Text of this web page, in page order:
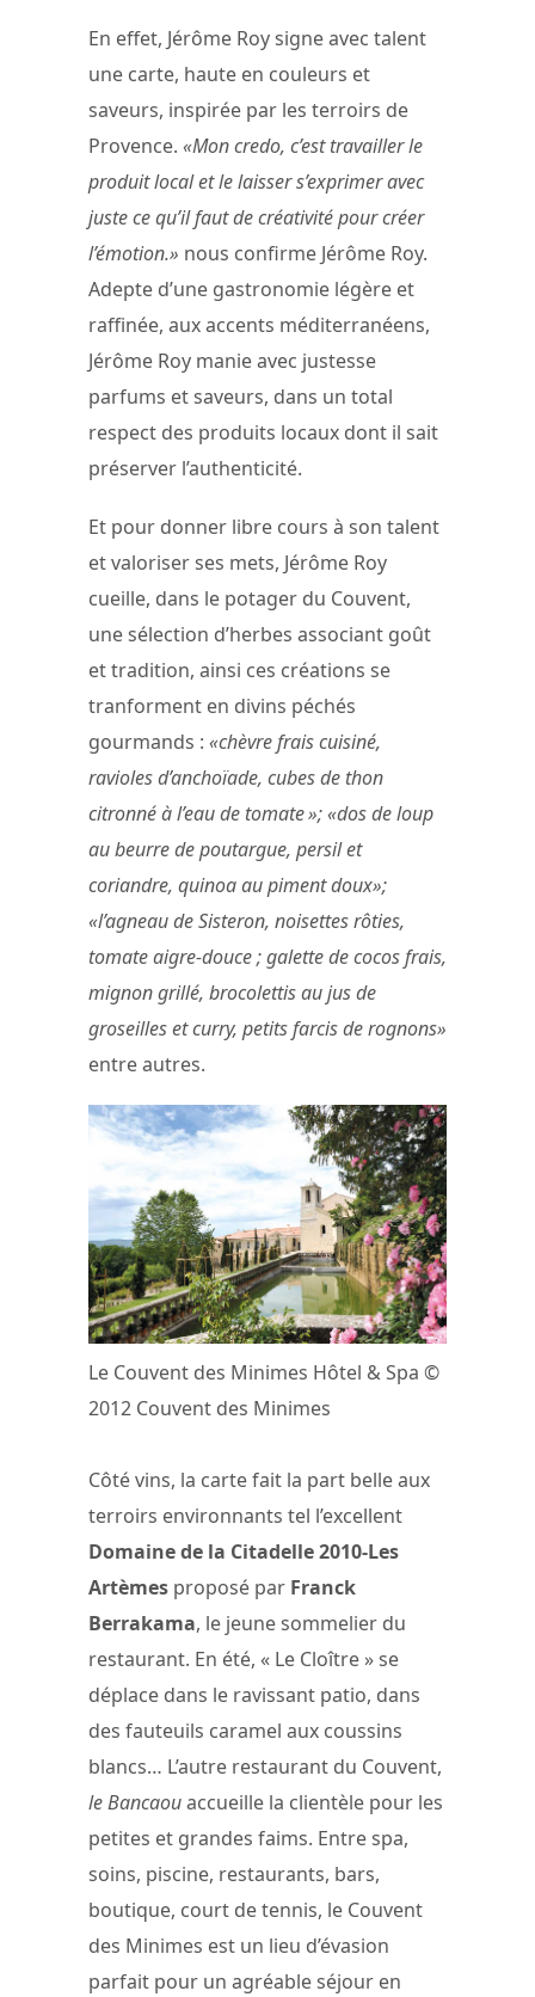
En effet, Jérôme Roy signe avec talent
une carte, haute en couleurs et
saveurs, inspirée par les terroirs de
Provence. «Mon credo, c’est travailler le
produit local et le laisser s’exprimer avec
juste ce qu’il faut de créativité pour créer
l’émotion.» nous confirme Jérôme Roy.
Adepte d’une gastronomie légère et
raffinée, aux accents méditerranéens,
Jérôme Roy manie avec justesse
parfums et saveurs, dans un total
respect des produits locaux dont il sait
préserver l’authenticité.
Et pour donner libre cours à son talent
et valoriser ses mets, Jérôme Roy
cueille, dans le potager du Couvent,
une sélection d’herbes associant goût
et tradition, ainsi ces créations se
tranforment en divins péchés
gourmands : «chèvre frais cuisiné,
ravioles d’anchoïade, cubes de thon
citronné à l’eau de tomate »; «dos de loup
au beurre de poutargue, persil et
coriandre, quinoa au piment doux»;
«l’agneau de Sisteron, noisettes rôties,
tomate aigre-douce ; galette de cocos frais,
mignon grillé, brocolettis au jus de
groseilles et curry, petits farcis de rognons»
entre autres.
Le Couvent des Minimes Hôtel & Spa ©
2012 Couvent des Minimes
Côté vins, la carte fait la part belle aux
terroirs environnants tel l’excellent
Domaine de la Citadelle 2010-Les
Artèmes proposé par Franck
Berrakama, le jeune sommelier du
restaurant. En été, « Le Cloître » se
déplace dans le ravissant patio, dans
des fauteuils caramel aux coussins
blancs… L’autre restaurant du Couvent,
le Bancaouaccueille la clientèle pour les
petites et grandes faims. Entre spa,
soins, piscine, restaurants, bars,
boutique, court de tennis, le Couvent
des Minimes est un lieu d’évasion
parfait pour un agréable séjour en